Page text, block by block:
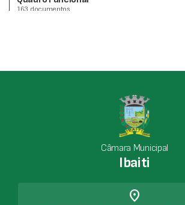
163 documentos
195 documentos
Adiantamento de Despesas
Relação de Cessão de Bens
Demonstrativo da Execução de Despesas
Câmara Municipal
Ibaiti
place